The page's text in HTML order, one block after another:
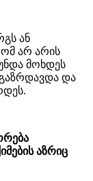
ან
არ არის
მოხდეს
და
აზრიც